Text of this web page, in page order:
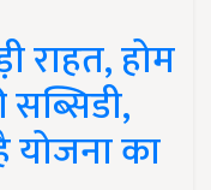
राहत, होम
का